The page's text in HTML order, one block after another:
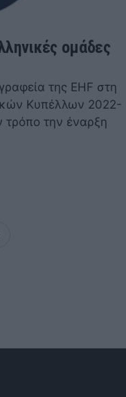
ομάδες
της EHF στη
Κυπέλλων 2022-
τρόπο την έναρξη